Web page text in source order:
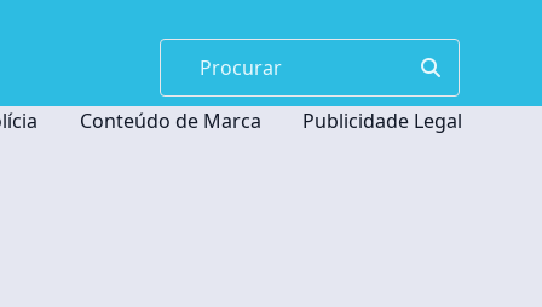
Conteúdo de Marca Publicidade Legal